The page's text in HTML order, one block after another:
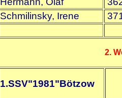
Schmilinsky, Irene
2.
1.SSV"1981"Bötzow